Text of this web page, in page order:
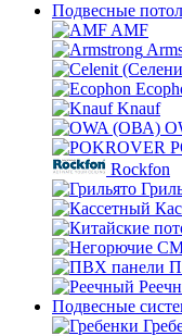
Подвесные
AMF
Knauf
Rockfon
Подвесные